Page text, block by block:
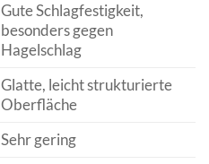
Gute Schlagfestigkeit,
besonders gegen
Hagelschlag
Glatte, leicht strukturierte
Oberfläche
Sehr gering